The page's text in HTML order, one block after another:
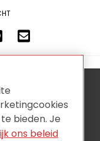
voor
aangestuurd
bieden. Je
ons beleid